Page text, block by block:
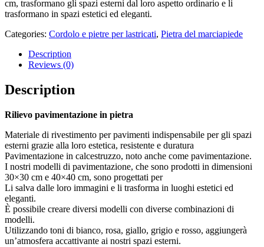
cm, trasformano gli spazi esterni dal loro aspetto ordinario e li
trasformano in spazi estetici ed eleganti.
Categories: Cordolo e pietre per lastricati, Pietra del marciapiede
Description
Reviews (0)
Description
Rilievo pavimentazione in pietra
Materiale di rivestimento per pavimenti indispensabile per gli spazi
esterni grazie alla loro estetica, resistente e duratura
Pavimentazione in calcestruzzo, noto anche come pavimentazione.
I nostri modelli di pavimentazione, che sono prodotti in dimensioni
30×30 cm e 40×40 cm, sono progettati per
Li salva dalle loro immagini e li trasforma in luoghi estetici ed
eleganti.
È possibile creare diversi modelli con diverse combinazioni di
modelli.
Utilizzando toni di bianco, rosa, giallo, grigio e rosso, aggiungerà
un’atmosfera accattivante ai nostri spazi esterni.